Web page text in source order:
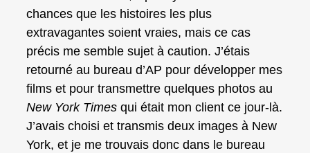
chances que les histoires les plus
extravagantes soient vraies, mais ce cas
précis me semble sujet à caution. J’étais
retourné au bureau d’AP pour développer mes
films et pour transmettre quelques photos au
New York Times qui était mon client ce jour-là.
J’avais choisi et transmis deux images à New
York, et je me trouvais donc dans le bureau